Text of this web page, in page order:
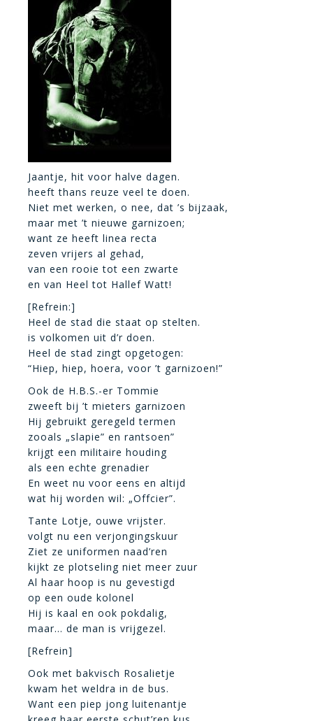
Jaantje, hit voor halve dagen.
heeft thans reuze veel te doen.
Niet met werken, o nee, dat ’s bijzaak,
maar met ’t nieuwe garnizoen;
want ze heeft linea recta
zeven vrijers al gehad,
van een rooie tot een zwarte
en van Heel tot Hallef Watt!
[Refrein:]
Heel de stad die staat op stelten.
is volkomen uit d’r doen.
Heel de stad zingt opgetogen:
“Hiep, hiep, hoera, voor ’t garnizoen!”
Ook de H.B.S.-er Tommie
zweeft bij ’t mieters garnizoen
Hij gebruikt geregeld termen
zooals „slapie” en rantsoen”
krijgt een militaire houding
als een echte grenadier
En weet nu voor eens en altijd
wat hij worden wil: „Offcier”.
Tante Lotje, ouwe vrijster.
volgt nu een verjongingskuur
Ziet ze uniformen naad’ren
kijkt ze plotseling niet meer zuur
Al haar hoop is nu gevestigd
op een oude kolonel
Hij is kaal en ook pokdalig,
maar… de man is vrijgezel.
[Refrein]
Ook met bakvisch Rosalietje
kwam het weldra in de bus.
Want een piep jong luitenantje